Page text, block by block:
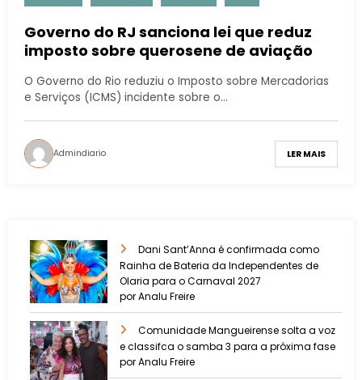
Governo do RJ sanciona lei que reduz
imposto sobre querosene de aviação
O Governo do Rio reduziu o Imposto sobre Mercadorias
e Serviços (ICMS) incidente sobre o…
Admindiario LER MAIS
Dani Sant’Anna é confirmada como
Rainha de Bateria da Independentes de
Olaria para o Carnaval 2027
por Analu Freire
Comunidade Mangueirense solta a voz
e classifca o samba 3 para a próxima fase
por Analu Freire